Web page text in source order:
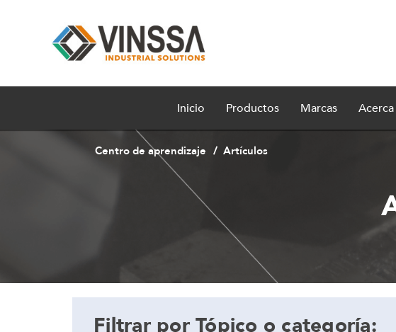
Inicio Productos Marcas
Centro de aprendizaje Artículos
Filtrar por Tópico o categoría: